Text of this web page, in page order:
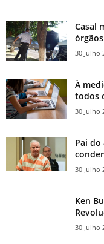
Casal
30 Julho
À
todos
30 Julho
Pai do
30 Julho
Ken
30 Julho